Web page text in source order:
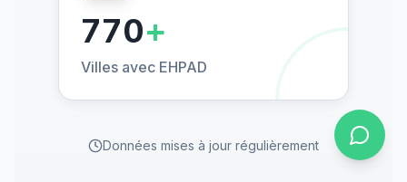
770+
Villes avec EHPAD
Données mises à jour régulièrement